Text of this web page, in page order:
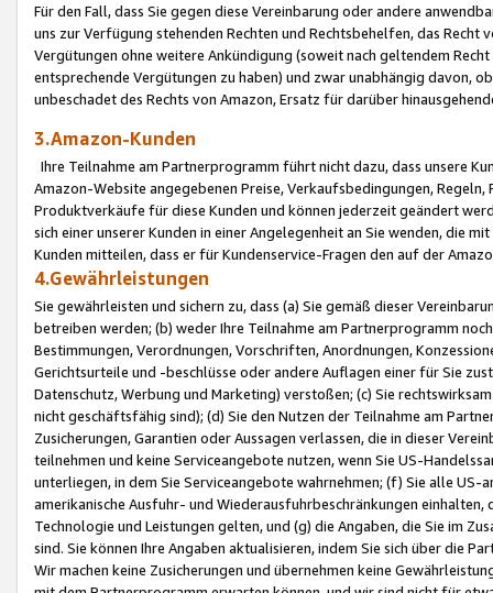
Für den Fall, dass Sie gegen diese Vereinbarung oder andere
uns zur Verfügung stehenden Rechten und Rechtsbehelfen, das
Vergütungen ohne weitere Ankündigung (soweit nach geltendem
entsprechende Vergütungen zu haben) und zwar unabhängig davon,
unbeschadet des Rechts von Amazon, Ersatz für darüber
3.Amazon-Kunden
Ihre Teilnahme am Partnerprogramm führt nicht dazu, dass unsere
Amazon-Website angegebenen Preise, Verkaufsbedingungen,
Produktverkäufe für diese Kunden und können jederzeit geändert
sich einer unserer Kunden in einer Angelegenheit an Sie wenden, die
Kunden mitteilen, dass er für Kundenservice-Fragen den auf der
4.Gewährleistungen
Sie gewährleisten und sichern zu, dass (a) Sie gemäß dieser
betreiben werden; (b) weder Ihre Teilnahme am Partnerprogramm
Bestimmungen, Verordnungen, Vorschriften, Anordnungen,
Gerichtsurteile und -beschlüsse oder andere Auflagen einer für Sie
Datenschutz, Werbung und Marketing) verstoßen; (c) Sie
nicht geschäftsfähig sind); (d) Sie den Nutzen der Teilnahme am
Zusicherungen, Garantien oder Aussagen verlassen, die in dieser
teilnehmen und keine Serviceangebote nutzen, wenn Sie US-
unterliegen, in dem Sie Serviceangebote wahrnehmen; (f) Sie alle
amerikanische Ausfuhr- und Wiederausfuhrbeschränkungen
Technologie und Leistungen gelten, und (g) die Angaben, die Sie im
sind. Sie können Ihre Angaben aktualisieren, indem Sie sich über die
Wir machen keine Zusicherungen und übernehmen keine